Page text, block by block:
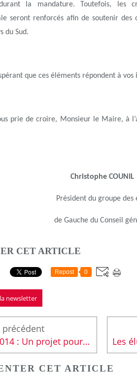
durant la mandature. Toutefois, les
seront renforcés afin de soutenir des
du Sud.
que ces éléments répondent à
prie de croire, Monsieur le Maire, à
Christophe COUNIL
Président du groupe des
de Gauche du Conseil
CET ARTICLE
Repost 0
newsletter
2011 - 2014 : Un projet pour notre canton
CET ARTICLE